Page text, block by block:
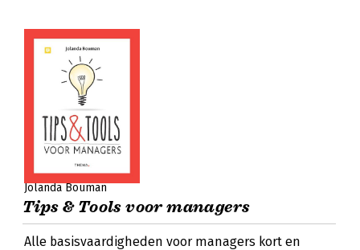
Jolanda Bouman
Tips & Tools voor managers
Alle basisvaardigheden voor managers kort en